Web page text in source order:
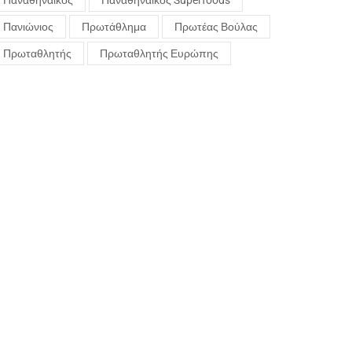
Πανιώνιος Πρωτάθλημα Πρωτέας Βούλας
Πρωταθλητής Πρωταθλητής Ευρώπης